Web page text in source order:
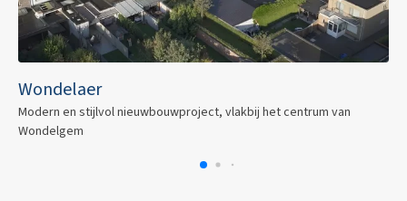
Wondelaer
Modern en stijlvol nieuwbouwproject, vlakbij het centrum van
Wondelgem